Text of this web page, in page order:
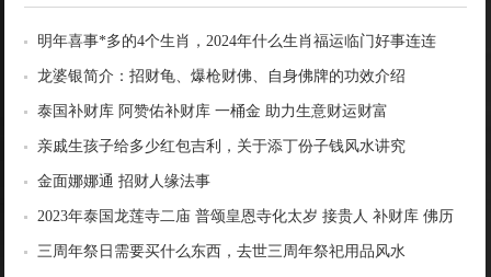
明年喜事*多的4个生肖，2024年什么生肖福运临门好事连连
龙婆银简介：招财龟、爆枪财佛、自身佛牌的功效介绍
泰国补财库 阿赞佑补财库 一桶金 助力生意财运财富
亲戚生孩子给多少红包吉利，关于添丁份子钱风水讲究
金面娜娜通 招财人缘法事
2023年泰国龙莲寺二庙 普颂皇恩寺化太岁 接贵人 补财库 佛历
2566年
三周年祭日需要买什么东西，去世三周年祭祀用品风水